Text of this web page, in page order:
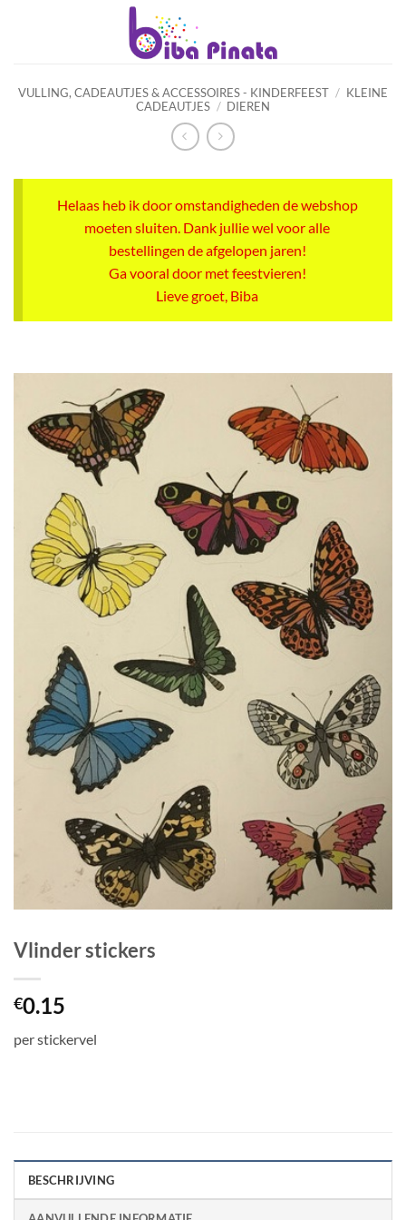
VULLING, CADEAUTJES & ACCESSOIRES - KINDERFEEST / KLEINE
CADEAUTJES / DIEREN
Helaas heb ik door omstandigheden de webshop
moeten sluiten. Dank jullie wel voor alle
bestellingen de afgelopen jaren!
Ga vooral door met feestvieren!
Lieve groet, Biba
Vlinder stickers
€0.15
per stickervel
BESCHRIJVING